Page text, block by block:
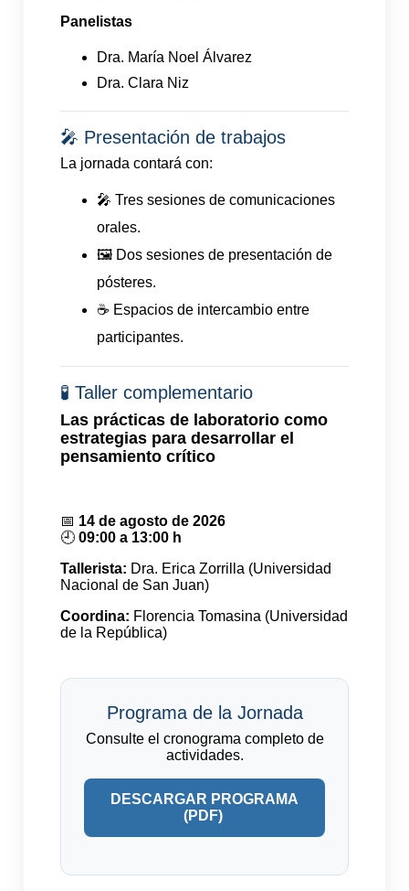
Panelistas
Dra. María Noel Álvarez
Dra. Clara Niz
🎤 Presentación de trabajos
La jornada contará con:
🎤 Tres sesiones de comunicaciones
orales.
🖼️ Dos sesiones de presentación de
pósteres.
☕ Espacios de intercambio entre
participantes.
🧪 Taller complementario
Las prácticas de laboratorio como
estrategias para desarrollar el
pensamiento crítico
📅 14 de agosto de 2026
🕘09:00 a 13:00 h
Tallerista: Dra. Erica Zorrilla (Universidad
Nacional de San Juan)
Coordina: Florencia Tomasina (Universidad
de la República)
Programa de la Jornada
Consulte el cronograma completo de
actividades.
DESCARGAR PROGRAMA
(PDF)